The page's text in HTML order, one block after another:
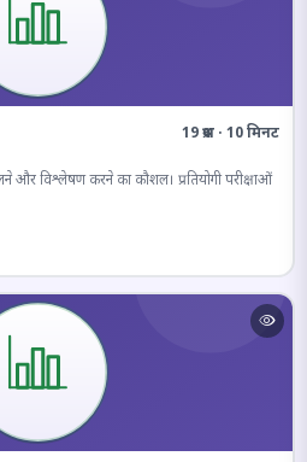
19 प्रश्न · 10 मिनट
और विश्लेषण करने का कौशल। प्रतियोगी परीक्षाओं